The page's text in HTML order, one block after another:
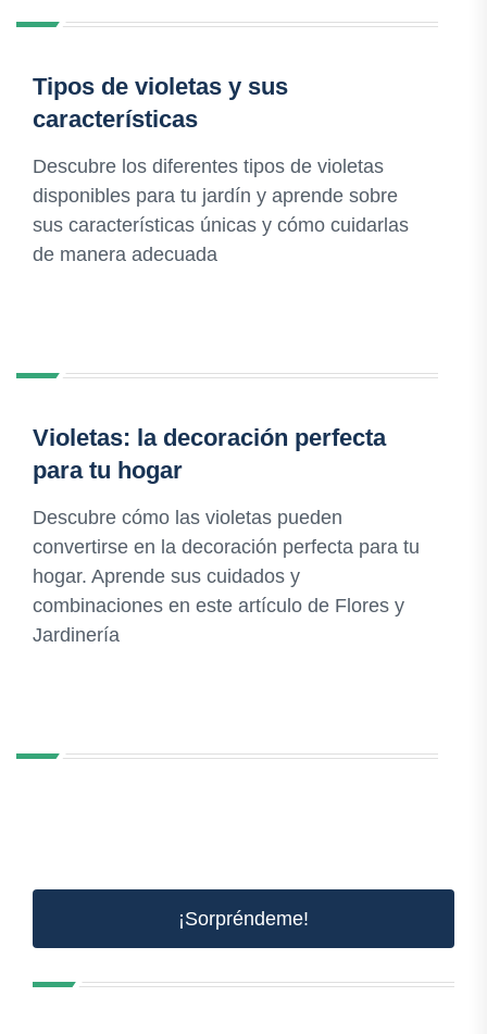
Tipos de violetas y sus
características
Descubre los diferentes tipos de violetas
disponibles para tu jardín y aprende sobre
sus características únicas y cómo cuidarlas
de manera adecuada
Violetas: la decoración perfecta
para tu hogar
Descubre cómo las violetas pueden
convertirse en la decoración perfecta para tu
hogar. Aprende sus cuidados y
combinaciones en este artículo de Flores y
Jardinería
¡Sorpréndeme!